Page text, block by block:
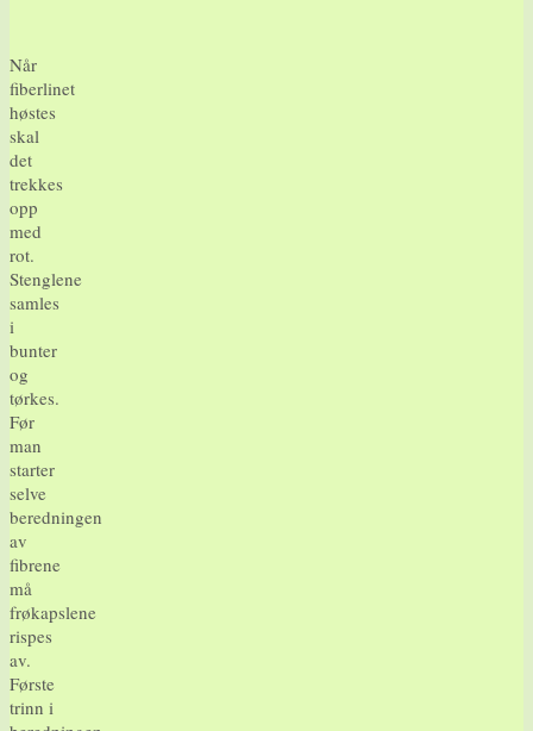
Når
fiberlinet
høstes
skal
det
trekkes
opp
med
rot.
Stenglene
samles
i
bunter
og
tørkes.
Før
man
starter
selve
beredningen
av
fibrene
må
frøkapslene
rispes
av.
Første
trinn i